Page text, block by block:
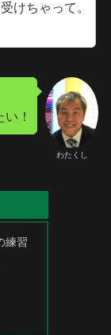
けちゃって。
わたくし
！
練習